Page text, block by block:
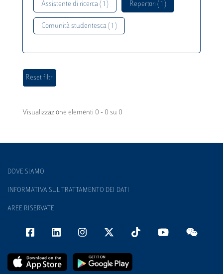
Assistente di ricerca ( 1 ) Repertori ( 1 )
Comunità studentesca ( 1 )
Visualizzazione elementi 0 - 0 su 0
DOVE SIAMO
INFORMATIVA SUL TRATTAMENTO DEI DATI
AREE RISERVATE